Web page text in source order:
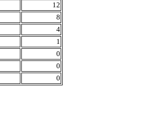
12
8
4
1
0
0
0